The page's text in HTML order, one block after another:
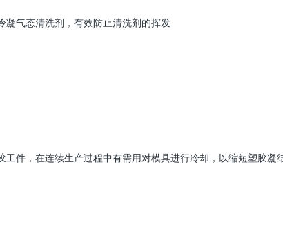
凝气态清洗剂，有效防止清洗剂的挥发
件，在连续生产过程中有需用对模具进行冷却，以缩短塑胶凝